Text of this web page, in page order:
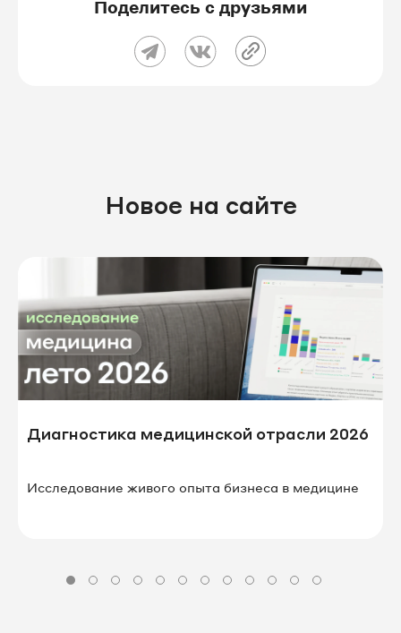
Поделитесь с друзьями
Новое на сайте
Диагностика медицинской отрасли 2026
Исследование живого опыта бизнеса в⁠ ⁠медицине